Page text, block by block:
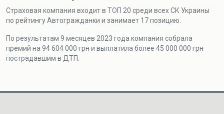
Страховая компания входит в ТОП 20 среди всех СК Украины
по рейтингу Автогражданки и занимает 17 позицию.
По результатам 9 месяцев 2023 года компания собрала
премий на 94 604 000 грн и выплатила более 45 000 000 грн
пострадавшим в ДТП.